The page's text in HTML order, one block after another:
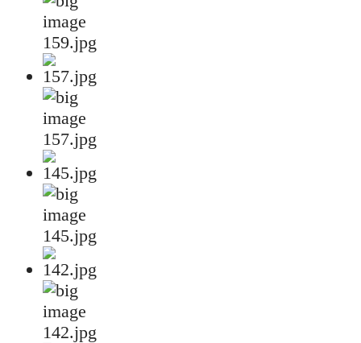
159.jpg
157.jpg
145.jpg
142.jpg